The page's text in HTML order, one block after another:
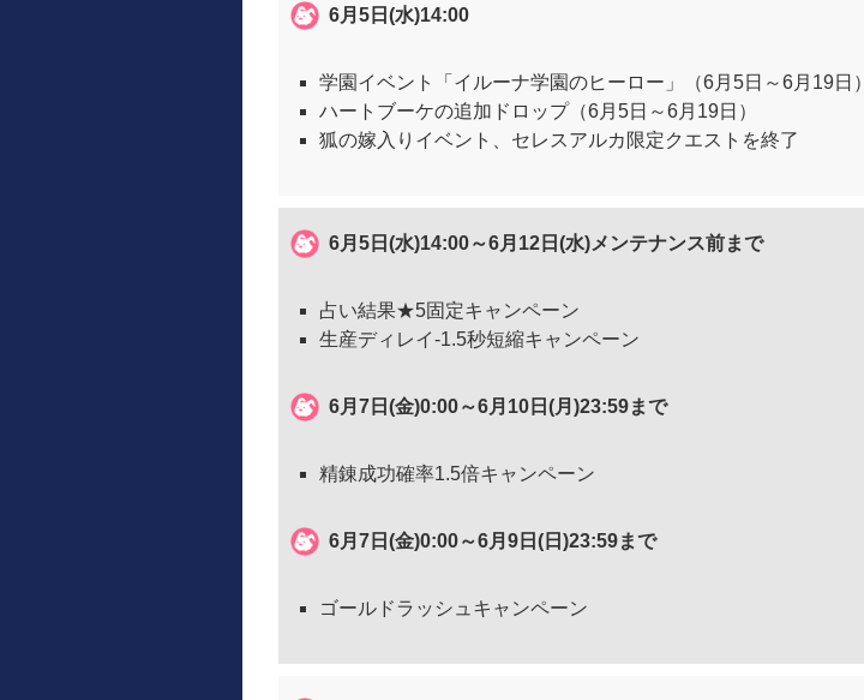
6月5日(水)14:00
学園イベント「イルーナ学園のヒーロー」（6月5日～6月19日）
ハートブーケの追加ドロップ（6月5日～6月19日）
狐の嫁入りイベント、セレスアルカ限定クエストを終了
6月5日(水)14:00～6月12日(水)メンテナンス前まで
占い結果★5固定キャンペーン
生産ディレイ-1.5秒短縮キャンペーン
6月7日(金)0:00～6月10日(月)23:59まで
精錬成功確率1.5倍キャンペーン
6月7日(金)0:00～6月9日(日)23:59まで
ゴールドラッシュキャンペーン